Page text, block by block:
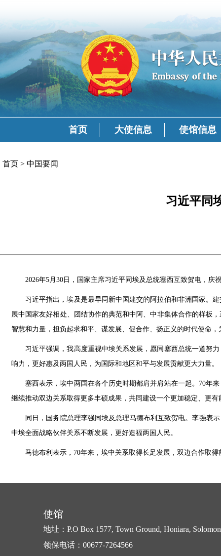
首页 大使信息 使馆信息
首页 > 中国要闻
习近平同
2026年5月30日，国家主席习近平同埃及总统塞西互致贺电，庆
习近平指出，埃及是最早同新中国建交的阿拉伯和非洲国家。
展中国家友好相处、团结协作的典范和中阿、中非集体合作的样板
智慧和力量，担负起求和平、谋发展、促合作、扬正义的时代使命
习近平强调，我高度重视中埃关系发展，愿同塞西总统一道努
响力，更好惠及两国人民，为国际和地区和平与发展贡献更大力量。
塞西表示，埃中两国在各个历史时期都肩并肩站在一起。70年
继续推动双边关系取得更多丰硕成果，共同建设一个更加稳定、更
同日，国务院总理李强同埃及总理马德布利互致贺电。李强表
中埃全面战略伙伴关系不断发展，更好造福两国人民。
马德布利表示，70年来，埃中关系取得长足发展，双边合作取
使馆
地址：P.O Box 1577, Town Ground, Honiara,
领保电话：00677-7264566